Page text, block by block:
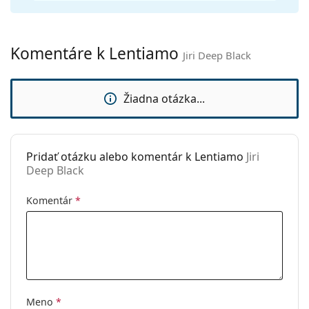
Ostatné
Kategória:
Slnečné okuliare
Značka:
Lentiamo
Kód:
Jiri Deep Black
dioptrickými
Nie
Komentáre k Lentiamo Jiri Deep Black
Žiadna otázka...
Pridať otázku alebo komentár k Lentiamo Jiri
Deep Black
Komentár *
Meno *